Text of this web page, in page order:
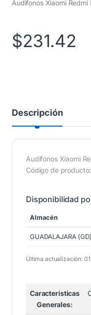
Audifonos Xiaomi Redmi
$231.42
Descripción
Audifonos Xiaomi
Código de
Disponibilidad
Almacén
GUADALAJARA (GD)
Última actualización:
Características
Generales: